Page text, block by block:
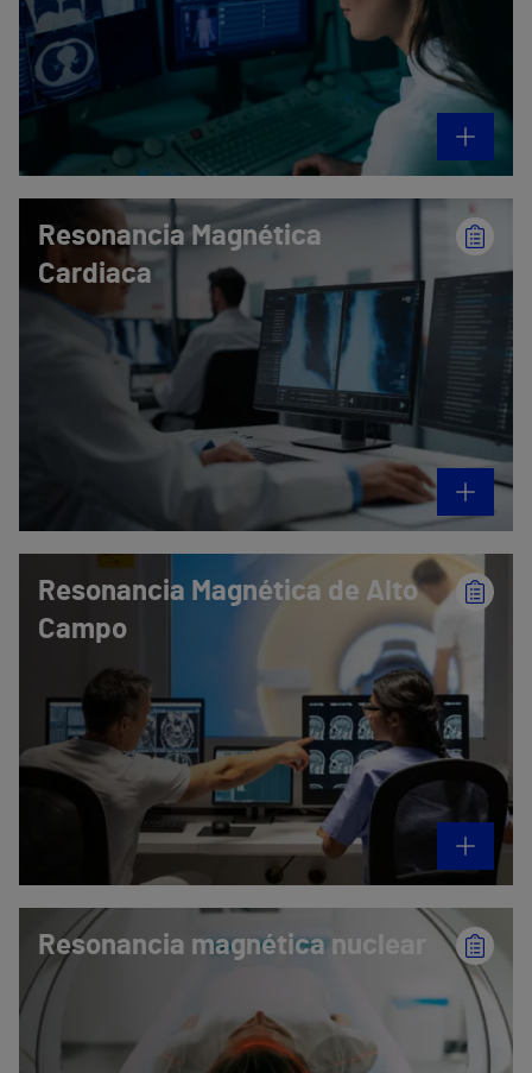
Resonancia Magnética
Cardiaca
Resonancia Magnética de Alto
Campo
Resonancia magnética nuclear